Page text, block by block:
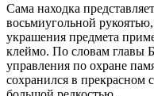
Сама находка
восьмиугольной
украшения предмета
клеймо. По словам главы
управления по охране
сохранился в прекрасном